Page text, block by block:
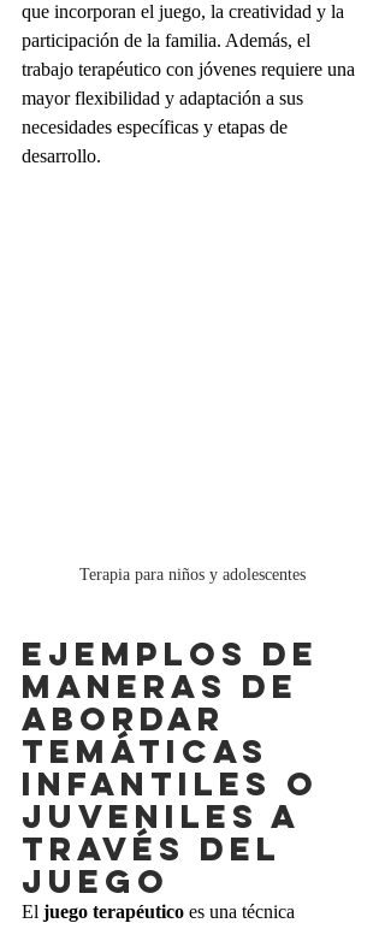
que incorporan el juego, la creatividad y la
participación de la familia. Además, el
trabajo terapéutico con jóvenes requiere una
mayor flexibilidad y adaptación a sus
necesidades específicas y etapas de
desarrollo.
Terapia para niños y adolescentes
Ejemplos de
maneras de
abordar
temáticas
infantiles o
juveniles a
través del
juego
El juego terapéutico es una técnica